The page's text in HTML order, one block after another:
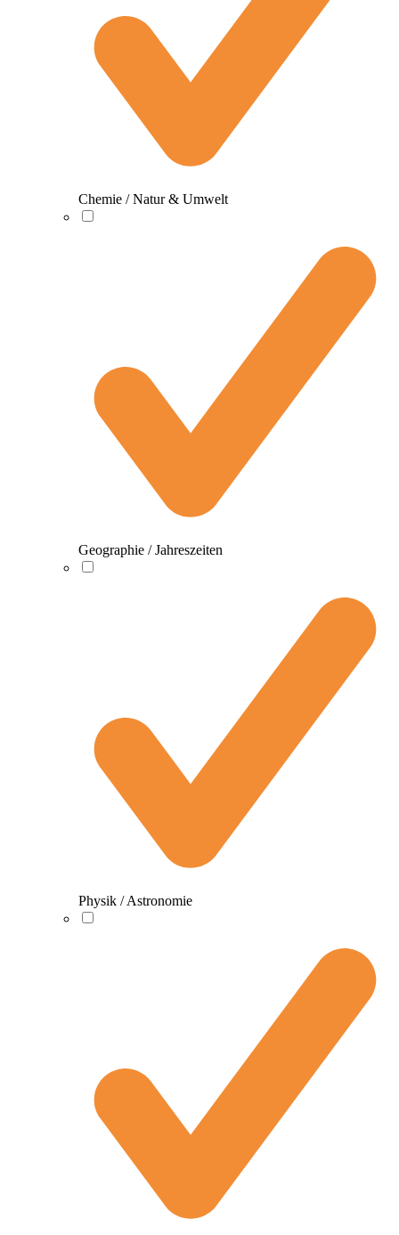
Chemie / Natur & Umwelt
Geographie / Jahreszeiten
Physik / Astronomie